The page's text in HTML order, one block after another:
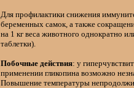
Для профилактики снижения
беременных самок, а также
на 1 кг веса животного однократно
таблетки).
Побочные действия: у
применениигликопина возможно
Повышение температуры